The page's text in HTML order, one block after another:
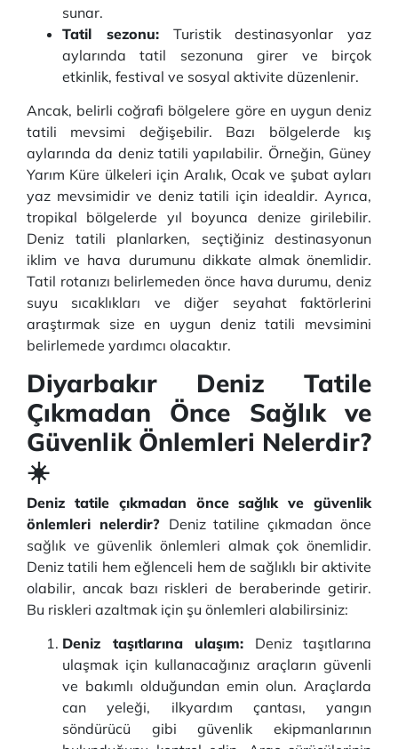
sunar.
Tatil sezonu:Turistik destinasyonlar yaz
aylarında tatil sezonuna girer ve birçok
etkinlik, festival ve sosyal aktivite düzenlenir.
Ancak, belirli coğrafi bölgelere göre en uygun deniz
tatili mevsimi değişebilir. Bazı bölgelerde kış
aylarında da deniz tatili yapılabilir. Örneğin, Güney
Yarım Küre ülkeleri için Aralık, Ocak ve şubat ayları
yaz mevsimidir ve deniz tatili için idealdir. Ayrıca,
tropikal bölgelerde yıl boyunca denize girilebilir.
Deniz tatili planlarken, seçtiğiniz destinasyonun
iklim ve hava durumunu dikkate almak önemlidir.
Tatil rotanızı belirlemeden önce hava durumu, deniz
suyu sıcaklıkları ve diğer seyahat faktörlerini
araştırmak size en uygun deniz tatili mevsimini
belirlemede yardımcı olacaktır.
Diyarbakır Deniz Tatile
Çıkmadan Önce Sağlık ve
Güvenlik Önlemleri Nelerdir?
☀️
Deniz tatile çıkmadan önce sağlık ve güvenlik
önlemleri nelerdir? Deniz tatiline çıkmadan önce
sağlık ve güvenlik önlemleri almak çok önemlidir.
Deniz tatili hem eğlenceli hem de sağlıklı bir aktivite
olabilir, ancak bazı riskleri de beraberinde getirir.
Bu riskleri azaltmak için şu önlemleri alabilirsiniz:
Deniz taşıtlarına ulaşım: Deniz taşıtlarına
ulaşmak için kullanacağınız araçların güvenli
ve bakımlı olduğundan emin olun. Araçlarda
can yeleği, ilkyardım çantası, yangın
söndürücü gibi güvenlik ekipmanlarının